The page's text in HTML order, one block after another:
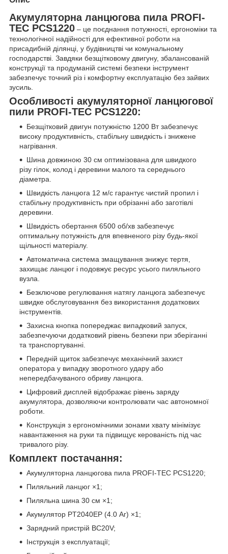
Акумуляторна ланцюгова пила PROFI-
TEC PCS1220 – це поєднання потужності, ергономіки та
технологічної надійності для ефективної роботи на
присадибній ділянці, у будівництві чи комунальному
господарстві. Завдяки безщітковому двигуну, збалансованій
конструкції та продуманій системі безпеки інструмент
забезпечує точний різ і комфортну експлуатацію без зайвих
зусиль.
Особливості акумуляторної ланцюгової
пили PROFI-TEC PCS1220:
Безщітковий двигун потужністю 1200 Вт забезпечує
високу продуктивність, стабільну швидкість і знижене
нагрівання.
Шина довжиною 30 см оптимізована для швидкого
різу гілок, колод і деревини малого та середнього
діаметра.
Швидкість ланцюга 12 м/с гарантує чистий пропил і
стабільну продуктивність при обрізанні або заготівлі
деревини.
Швидкість обертання 6500 об/хв забезпечує
оптимальну потужність для впевненого різу будь-якої
щільності матеріалу.
Автоматична система змащування знижує тертя,
захищає ланцюг і подовжує ресурс усього пиляльного
вузла.
Безключове регулювання натягу ланцюга забезпечує
швидке обслуговування без використання додаткових
інструментів.
Захисна кнопка попереджає випадковий запуск,
забезпечуючи додатковий рівень безпеки при зберіганні
та транспортуванні.
Передній щиток забезпечує механічний захист
оператора у випадку зворотного удару або
непередбачуваного обриву ланцюга.
Цифровий дисплей відображає рівень заряду
акумулятора, дозволяючи контролювати час автономної
роботи.
Конструкція з ергономічними зонами хвату мінімізує
навантаження на руки та підвищує керованість під час
тривалого різу.
Комплект постачання:
Акумуляторна ланцюгова пила PROFI-TEC PCS1220;
Пиляльний ланцюг ×1;
Пиляльна шина 30 см ×1;
Акумулятор PT2040EP (4.0 Аг) ×1;
Зарядний пристрій BC20V;
Інструкція з експлуатації;